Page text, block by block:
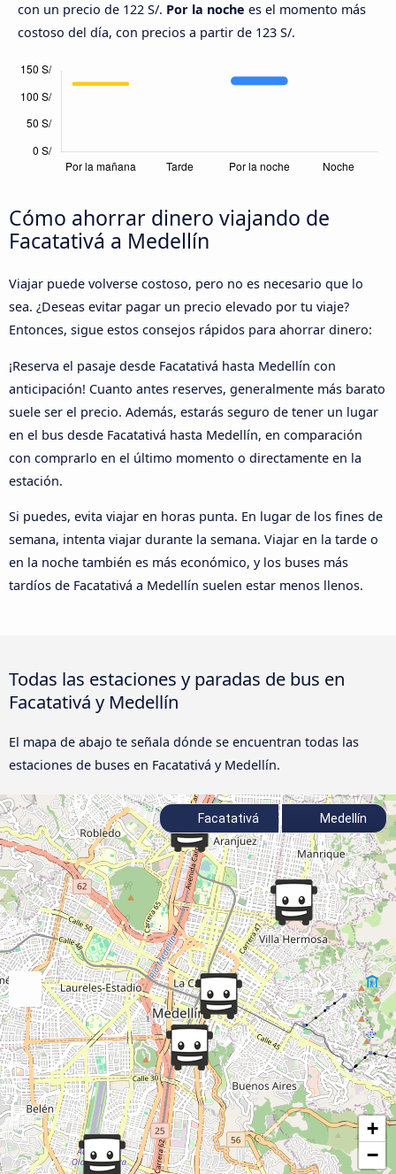
con un precio de 122 S/. Por la noche es el momento más
costoso del día, con precios a partir de 123 S/.
Cómo ahorrar dinero viajando de
Facatativá a Medellín
Viajar puede volverse costoso, pero no es necesario que lo
sea. ¿Deseas evitar pagar un precio elevado por tu viaje?
Entonces, sigue estos consejos rápidos para ahorrar dinero:
¡Reserva el pasaje desde Facatativá hasta Medellín con
anticipación! Cuanto antes reserves, generalmente más barato
suele ser el precio. Además, estarás seguro de tener un lugar
en el bus desde Facatativá hasta Medellín, en comparación
con comprarlo en el último momento o directamente en la
estación.
Si puedes, evita viajar en horas punta. En lugar de los fines de
semana, intenta viajar durante la semana. Viajar en la tarde o
en la noche también es más económico, y los buses más
tardíos de Facatativá a Medellín suelen estar menos llenos.
Todas las estaciones y paradas de bus en
Facatativá y Medellín
El mapa de abajo te señala dónde se encuentran todas las
estaciones de buses en Facatativá y Medellín.
+
−
Facatativá Medellín